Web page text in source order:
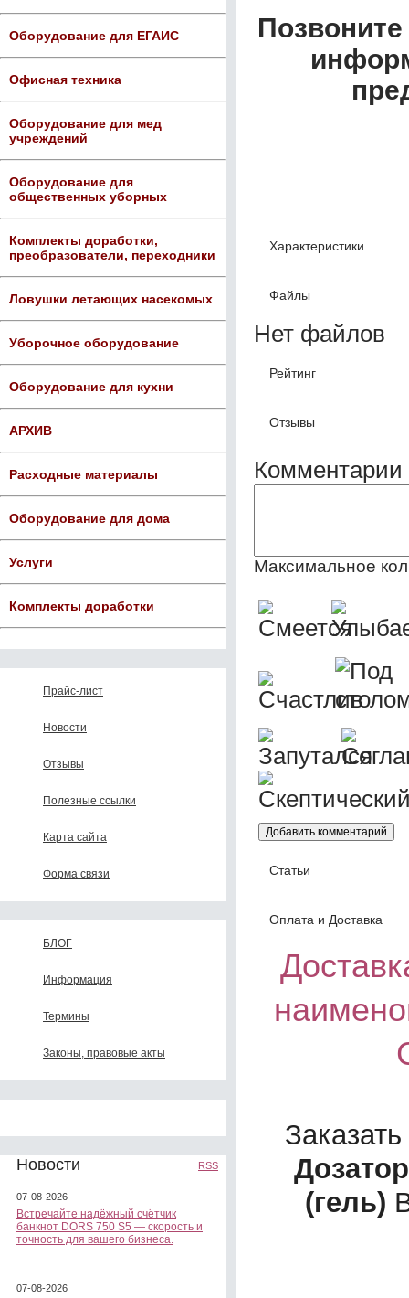
Оборудование для ЕГАИС
Офисная техника
Оборудование для мед
учреждений
Оборудование для
общественных уборных
Комплекты доработки,
преобразователи, переходники
Ловушки летающих насекомых
Уборочное оборудование
Оборудование для кухни
АРХИВ
Расходные материалы
Оборудование для дома
Услуги
Комплекты доработки
Прайс-лист
Новости
Отзывы
Полезные ссылки
Карта сайта
Форма связи
БЛОГ
Информация
Термины
Законы, правовые акты
Новости RSS
07-08-2026
Встречайте надёжный счётчик
банкнот DORS 750 S5 — скорость и
точность для вашего бизнеса.
07-08-2026
Характеристики
Файлы
Нет файлов
Рейтинг
Отзывы
Комментарии
Максимальное
Статьи
Оплата и Доставка
(гель)